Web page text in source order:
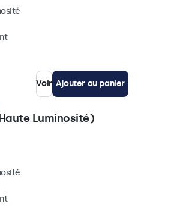
Voir Ajouter au panier
Luminosité)